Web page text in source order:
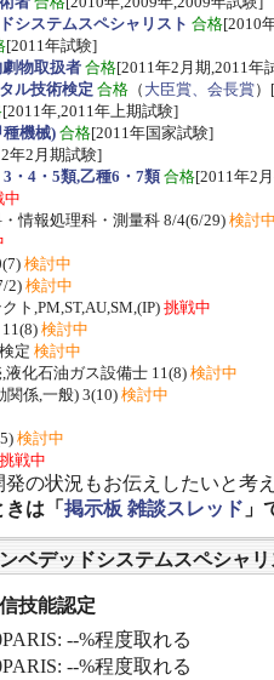
システムスペシャリスト 合格[2010
[2011年試験]
物取扱者 合格[2011年2月期,2011年
ル技術検定 合格 （ 大臣賞、会長賞）[
[2011年,2011年上期試験]
機械)合格[2011年国家試験]
年2月期試験]
・4・5類,乙種6・7類 合格[2011年2
中
情報処理科・測量科 8/4(6/29)検討中
検討中
2)検討中
ト,PM,ST,AU,SM,(IP) 挑戦中
検討中
定 検討中
化石油ガス設備士 11(8) 検討中
関係,一般) 3(10) 検討中
検討中
挑戦中
発の状況もお伝えしたいと考
は「 掲示板 雑談スレッド 」
ベデッドシステムスペシャリ
技能認定
--%程度取れる
--%程度取れる